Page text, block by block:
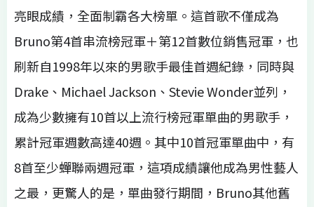
亮眼成績，全面制霸各大榜單。這首歌不僅成為
Bruno第4首串流榜冠軍＋第12首數位銷售冠軍，也
刷新自1998年以來的男歌手最佳首週紀錄，同時與
Drake、Michael Jackson、Stevie Wonder並列，
成為少數擁有10首以上流行榜冠軍單曲的男歌手，
累計冠軍週數高達40週。其中10首冠軍單曲中，有
8首至少蟬聯兩週冠軍，這項成績讓他成為男性藝人
之最，更驚人的是，單曲發行期間，Bruno其他舊